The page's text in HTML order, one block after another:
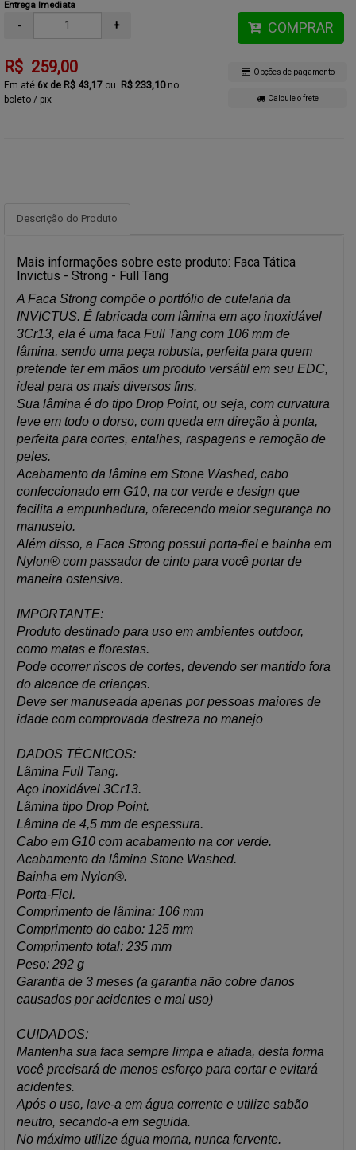
Entrega Imediata
- + COMPRAR
R$ 259,00
6x de R$ 43,17 R$ 233,10 no
boleto / pix
Opções de pagamento
Calcule o frete
Descrição do Produto
Mais informações sobre este produto: Faca Tática
Invictus - Strong - Full Tang
A Faca Strong compõe o portfólio de cutelaria da
INVICTUS. É fabricada com lâmina em aço inoxidável
3Cr13, ela é uma faca Full Tang com 106 mm de
lâmina, sendo uma peça robusta, perfeita para quem
pretende ter em mãos um produto versátil em seu EDC,
ideal para os mais diversos fins.
Sua lâmina é do tipo Drop Point, ou seja, com curvatura
leve em todo o dorso, com queda em direção à ponta,
perfeita para cortes, entalhes, raspagens e remoção de
peles.
Acabamento da lâmina em Stone Washed, cabo
confeccionado em G10, na cor verde e design que
facilita a empunhadura, oferecendo maior segurança no
manuseio.
Além disso, a Faca Strong possui porta-fiel e bainha em
Nylon® com passador de cinto para você portar de
maneira ostensiva.
IMPORTANTE:
Produto destinado para uso em ambientes outdoor,
como matas e florestas.
Pode ocorrer riscos de cortes, devendo ser mantido fora
do alcance de crianças.
Deve ser manuseada apenas por pessoas maiores de
idade com comprovada destreza no manejo
DADOS TÉCNICOS:
Lâmina Full Tang.
Aço inoxidável 3Cr13.
Lâmina tipo Drop Point.
Lâmina de 4,5 mm de espessura.
Cabo em G10 com acabamento na cor verde.
Acabamento da lâmina Stone Washed.
Bainha em Nylon®.
Porta-Fiel.
Comprimento de lâmina: 106 mm
Comprimento do cabo: 125 mm
Comprimento total: 235 mm
Peso: 292 g
Garantia de 3 meses (a garantia não cobre danos
causados por acidentes e mal uso)
CUIDADOS:
Mantenha sua faca sempre limpa e afiada, desta forma
você precisará de menos esforço para cortar e evitará
acidentes.
Após o uso, lave-a em água corrente e utilize sabão
neutro, secando-a em seguida.
No máximo utilize água morna, nunca fervente.